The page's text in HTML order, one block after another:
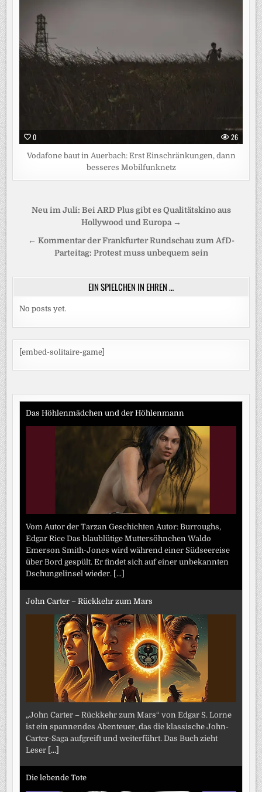
0 26
Vodafone baut in Auerbach: Erst Einschränkungen, dann
besseres Mobilfunknetz
Beitragsnavigation
Neu im Juli: Bei ARD Plus gibt es Qualitätskino aus
Hollywood und Europa →
← Kommentar der Frankfurter Rundschau zum AfD-
Parteitag: Protest muss unbequem sein
EIN SPIELCHEN IN EHREN …
No posts yet.
[embed-solitaire-game]
Das Höhlenmädchen und der Höhlenmann
Vom Autor der Tarzan Geschichten Autor: Burroughs,
Edgar Rice Das blaublütige Muttersöhnchen Waldo
Emerson Smith-Jones wird während einer Südseereise
über Bord gespült. Er findet sich auf einer unbekannten
Dschungelinsel wieder. [...]
John Carter – Rückkehr zum Mars
„John Carter – Rückkehr zum Mars“ von Edgar S. Lorne
ist ein spannendes Abenteuer, das die klassische John-
Carter-Saga aufgreift und weiterführt. Das Buch zieht
Leser [...]
Die lebende Tote